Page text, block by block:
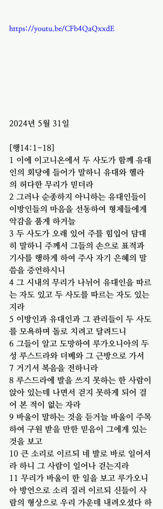
https://youtu.be/CFb4QaQxxdE
2024년 5월 31일
[행14:1-18]
1 이에 이고니온에서 두 사도가 함께 유대
인의 회당에 들어가 말하니 유대와 헬라
의 허다한 무리가 믿더라
2 그러나 순종하지 아니하는 유대인들이
이방인들의 마음을 선동하여 형제들에게
악감을 품게 하거늘
3 두 사도가 오래 있어 주를 힘입어 담대
히 말하니 주께서 그들의 손으로 표적과
기사를 행하게 하여 주사 자기 은혜의 말
씀을 증언하시니
4 그 시내의 무리가 나뉘어 유대인을 따르
는 자도 있고 두 사도를 따르는 자도 있는
지라
5 이방인과 유대인과 그 관리들이 두 사도
를 모욕하며 돌로 치려고 달려드니
6 그들이 알고 도망하여 루가오니아의 두
성 루스드라와 더베와 그 근방으로 가서
7 거기서 복음을 전하니라
8 루스드라에 발을 쓰지 못하는 한 사람이
앉아 있는데 나면서 걷지 못하게 되어 걸
어 본 적이 없는 자라
9 바울이 말하는 것을 듣거늘 바울이 주목
하여 구원 받을 만한 믿음이 그에게 있는
것을 보고
10 큰 소리로 이르되 네 발로 바로 일어서
라 하니 그 사람이 일어나 걷는지라
11 무리가 바울이 한 일을 보고 루가오니
아 방언으로 소리 질러 이르되 신들이 사
람의 형상으로 우리 가운데 내려오셨다 하